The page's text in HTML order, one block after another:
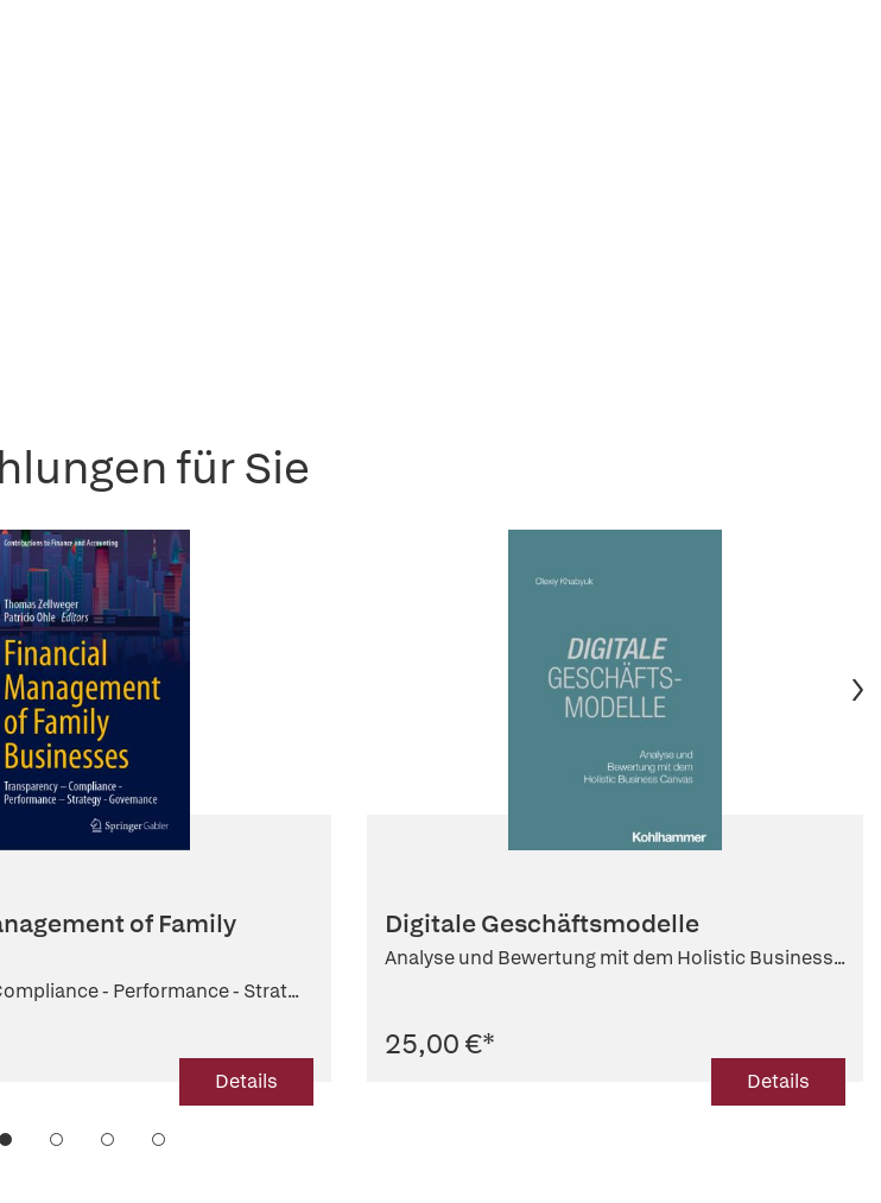
für Sie
of Family
- Performance - Strat...
Details
Digitale Geschäftsmodelle
Analyse und Bewertung mit dem Holistic Business...
25,00 €*
Details